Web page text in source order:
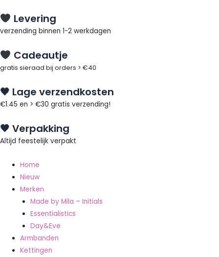
naar
de
Levering
verzending binnen 1-2 werkdagen
Cadeautje
gratis sieraad bij orders > €40
🖤 Lage verzendkosten
€1.45 en > €30 gratis verzending!
🖤 Verpakking
Altijd feestelijk verpakt
Home
Nieuw
Merken
Made by Mila – Initials
Essentialistics
Day&Eve
Armbanden
Kettingen
naar:
prijs
was:
prijs
is:
Bijoux
-
swarovski
ring
aantal